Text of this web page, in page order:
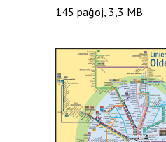
145 paĝoj , 3,3 MB